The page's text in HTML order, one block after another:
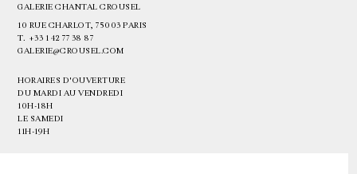
GALERIE CHANTAL CROUSEL
10 RUE CHARLOT, 75003 PARIS
T. +33 1 42 77 38 87
GALERIE@CROUSEL.COM
HORAIRES D'OUVERTURE
DU MARDI AU VENDREDI
10H-18H
LE SAMEDI
11H-19H